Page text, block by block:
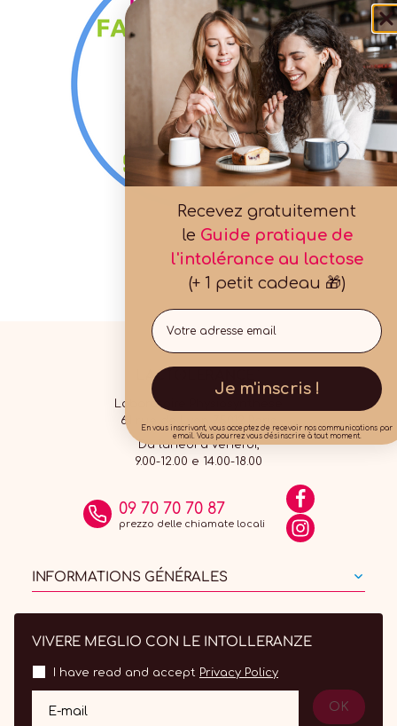
Laboratoire Physiosynthèse
61 rue de Lyon 75012 Paris
Da lunedì a venerdì,
9.00-12.00 e 14.00-18.00
09 70 70 70 87
prezzo delle chiamate locali
INFORMATIONS GÉNÉRALES
VIVERE MEGLIO CON LE INTOLLERANZE
I have read and accept Privacy Policy
E-mail OK
Recevez gratuitement
le Guide pratique de
l'intolérance au lactose
(+ 1 petit cadeau 🎁)
Email
Je m'inscris !
En vous inscrivant, vous acceptez de recevoir nos communications par
email. Vous pourrez vous désinscrire à tout moment.